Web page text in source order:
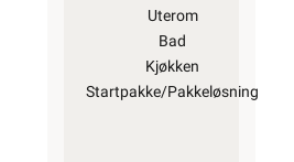
Uterom
Bad
Kjøkken
Startpakke/Pakkeløsning